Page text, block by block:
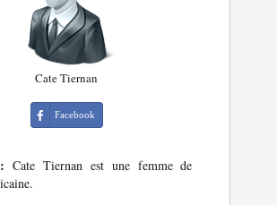
Cate Tiernan
Facebook
Cate Tiernan est une femme de